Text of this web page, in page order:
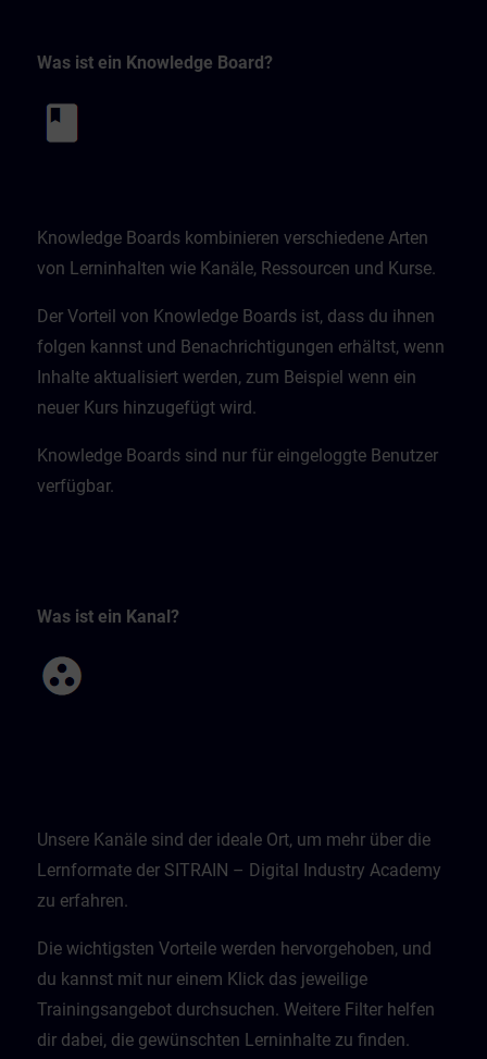
Was ist ein Knowledge Board?
Knowledge Boards kombinieren verschiedene Arten
von Lerninhalten wie Kanäle, Ressourcen und Kurse.
Der Vorteil von Knowledge Boards ist, dass du ihnen
folgen kannst und Benachrichtigungen erhältst, wenn
Inhalte aktualisiert werden, zum Beispiel wenn ein
neuer Kurs hinzugefügt wird.
Knowledge Boards sind nur für eingeloggte Benutzer
verfügbar.
Was ist ein Kanal?
Unsere Kanäle sind der ideale Ort, um mehr über die
Lernformate der SITRAIN – Digital Industry Academy
zu erfahren.
Die wichtigsten Vorteile werden hervorgehoben, und
du kannst mit nur einem Klick das jeweilige
Trainingsangebot durchsuchen. Weitere Filter helfen
dir dabei, die gewünschten Lerninhalte zu finden.